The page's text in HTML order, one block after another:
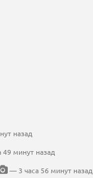
назад
49 минут назад
— 3 часа 56 минут назад